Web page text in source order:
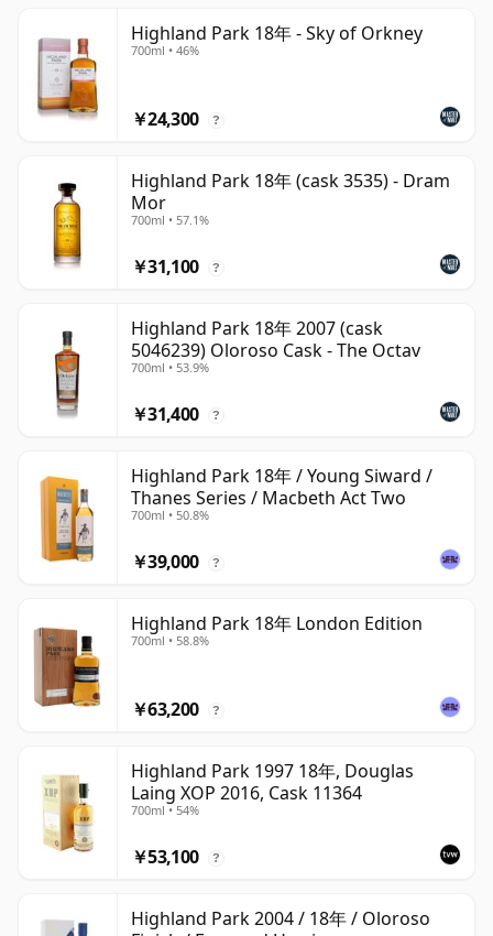
Highland Park 18年 - Sky of Orkney
700ml • 46%
￥24,300 ?
Highland Park 18年 (cask 3535) - Dram
Mor
700ml • 57.1%
￥31,100 ?
Highland Park 18年 2007 (cask
5046239) Oloroso Cask - The Octav
700ml • 53.9%
￥31,400 ?
Highland Park 18年 / Young Siward /
Thanes Series / Macbeth Act Two
700ml • 50.8%
￥39,000 ?
Highland Park 18年 London Edition
700ml • 58.8%
￥63,200 ?
Highland Park 1997 18年, Douglas
Laing XOP 2016, Cask 11364
700ml • 54%
￥53,100 ?
Highland Park 2004 / 18年 / Oloroso